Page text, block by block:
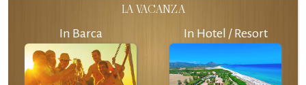
LA VACANZA
In Barca In Hotel / Resort